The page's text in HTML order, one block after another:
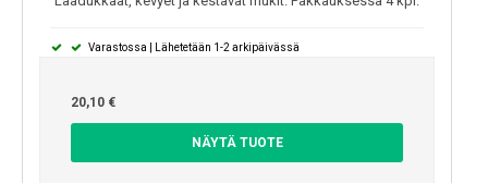
Varastossa | Lähetetään 1-2 arkipäivässä
20,10 €
NÄYTÄ TUOTE